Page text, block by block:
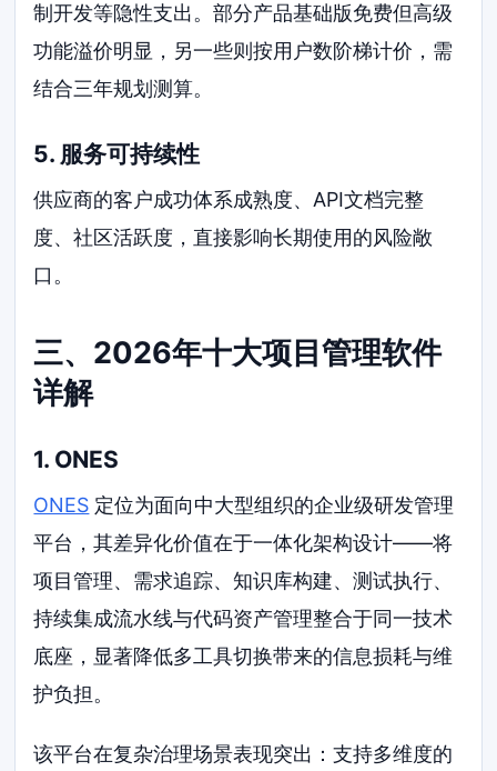
制开发等隐性支出。部分产品基础版免费但高级
功能溢价明显，另一些则按用户数阶梯计价，需
结合三年规划测算。
5. 服务可持续性
供应商的客户成功体系成熟度、API文档完整
度、社区活跃度，直接影响长期使用的风险敞
口。
三、2026年十大项目管理软件
详解
1. ONES
ONES 定位为面向中大型组织的企业级研发管理
平台，其差异化价值在于一体化架构设计——将
项目管理、需求追踪、知识库构建、测试执行、
持续集成流水线与代码资产管理整合于同一技术
底座，显著降低多工具切换带来的信息损耗与维
护负担。
该平台在复杂治理场景表现突出：支持多维度的